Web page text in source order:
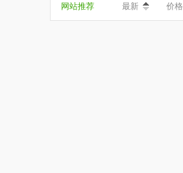
网站推荐 最新 价格